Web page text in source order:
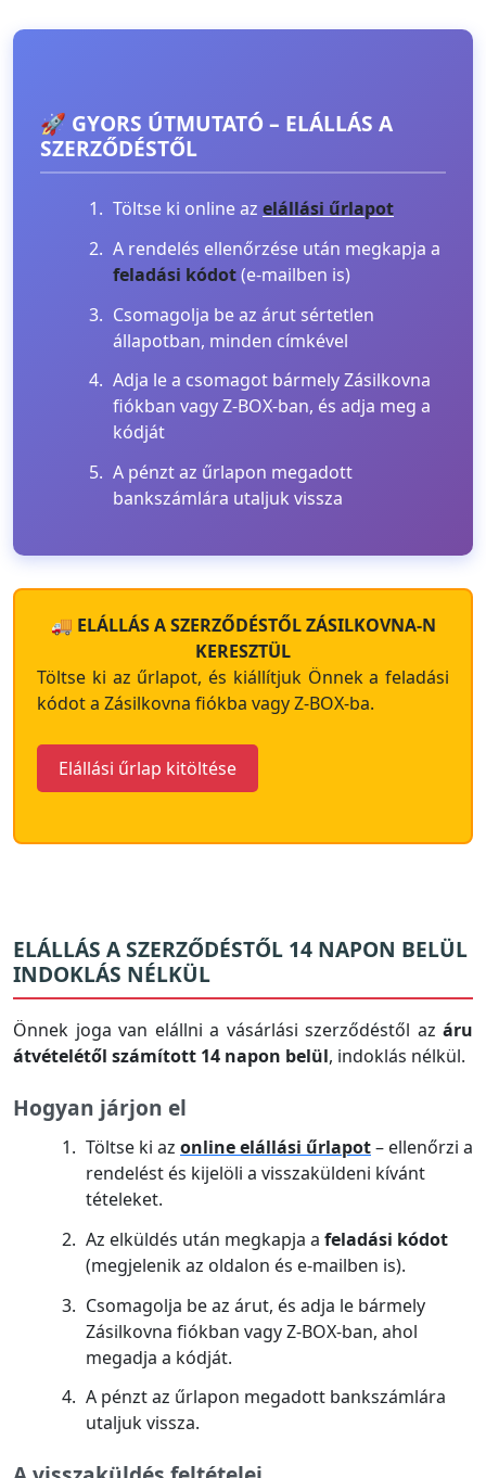
🚀 GYORS ÚTMUTATÓ – ELÁLLÁS A
SZERZŐDÉSTŐL
Töltse ki online az elállási űrlapot
A rendelés ellenőrzése után megkapja a
feladási kódot(e-mailben is)
Csomagolja be az árut sértetlen
állapotban, minden címkével
Adja le a csomagot bármely Zásilkovna
fiókban vagy Z-BOX-ban, és adja meg a
kódját
A pénzt az űrlapon megadott
bankszámlára utaljuk vissza
🚚 ELÁLLÁS A SZERZŐDÉSTŐL ZÁSILKOVNA-N
KERESZTÜL
Töltse ki az űrlapot, és kiállítjuk Önnek a feladási
kódot a Zásilkovna fiókba vagy Z-BOX-ba.
Elállási űrlap kitöltése
ELÁLLÁS A SZERZŐDÉSTŐL 14 NAPON BELÜL
INDOKLÁS NÉLKÜL
Önnek joga van elállni a vásárlási szerződéstől az áru
átvételétől számított 14 napon belül, indoklás nélkül.
Hogyan járjon el
Töltse ki az online elállási űrlapot– ellenőrzi a
rendelést és kijelöli a visszaküldeni kívánt
tételeket.
Az elküldés után megkapja a feladási kódot
(megjelenik az oldalon és e-mailben is).
Csomagolja be az árut, és adja le bármely
Zásilkovna fiókban vagy Z-BOX-ban, ahol
megadja a kódját.
A pénzt az űrlapon megadott bankszámlára
utaljuk vissza.